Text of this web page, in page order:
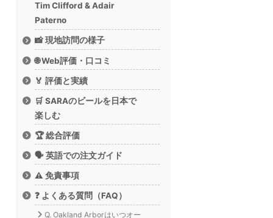
Tim Clifford & Adair
Paterno
📸 現地訪問の様子
🌐 Web評価・口コミ
🏅 評価と実績
🛒 SARAのビールを日本で
楽しむ
🏆 総合評価
🗣️ 英語での注文ガイド
⚠️ 免責事項
❓ よくある質問（FAQ）
Q. Oakland Arborはいつオー